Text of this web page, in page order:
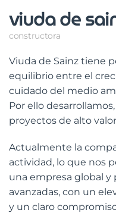
viuda de
constructora
Viuda de Sainz tiene
equilibrio entre el
cuidado del medio
Por ello
proyectos de alto
Actualmente la
actividad, lo que nos
una empresa global y
avanzadas, con un
y un claro